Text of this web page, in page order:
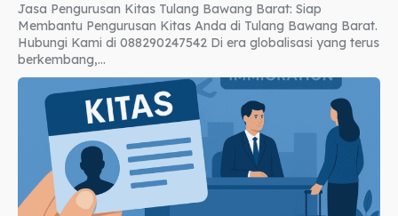
Jasa Pengurusan Kitas Tulang Bawang Barat: Siap
Membantu Pengurusan Kitas Anda di Tulang Bawang Barat.
Hubungi Kami di 088290247542 Di era globalisasi yang terus
berkembang,...